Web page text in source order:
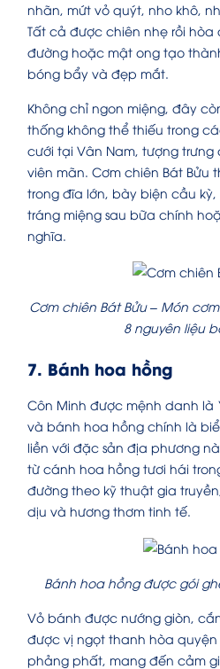
nhãn, mứt vỏ quýt, nho khô,
Tất cả được chiên nhẹ rồi
đường hoặc mật ong tạo
bóng bẩy và đẹp mắt.
Không chỉ ngon miệng, đây
thống không thể thiếu trong
cưới tại Vân Nam, tượng trưng
viên mãn. Cơm chiên Bát Bửu
trong đĩa lớn, bày biện cầu
tráng miệng sau bữa chính
nghĩa.
Cơm chiên Bát Bửu – Món
8 nguyên liệu
7. Bánh hoa hồng
Côn Minh được mệnh danh là
và bánh hoa hồng chính là
liền với đặc sản địa phương
từ cánh hoa hồng tươi hái
đường theo kỹ thuật gia
dịu và hương thơm tinh tế.
Bánh hoa hồng được gói
Vỏ bánh được nướng giòn,
được vị ngọt thanh hòa
phảng phất, mang đến cảm